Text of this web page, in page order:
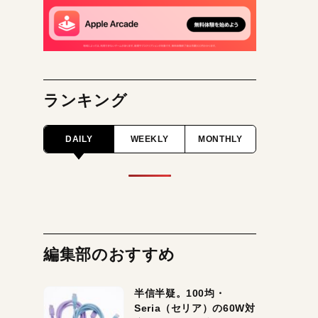
ランキング
DAILY WEEKLY MONTHLY
編集部のおすすめ
半信半疑。100均・
Seria（セリア）の60W対